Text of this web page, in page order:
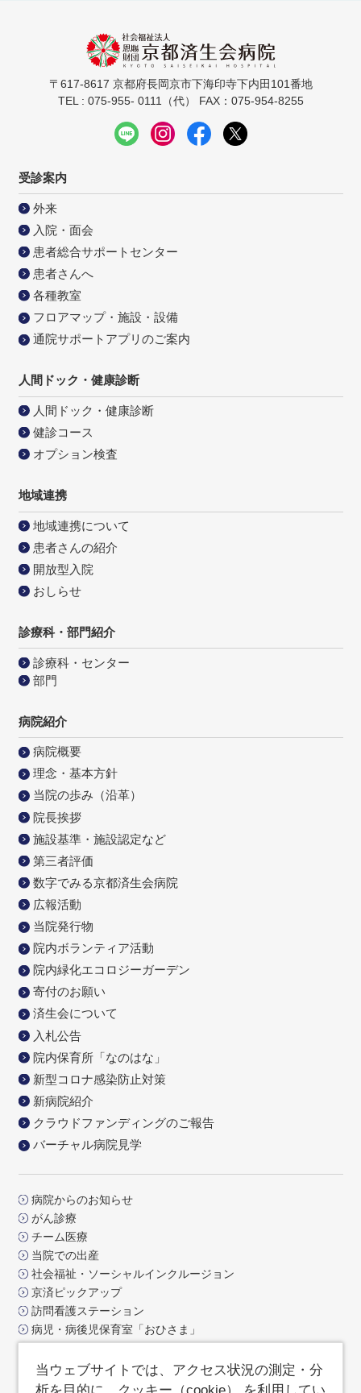
〒617-8617 京都府長岡京市下海印寺下内田101番地
TEL : 075-955- 0111（代） FAX：075-954-8255
受診案内
外来
入院・面会
患者総合サポートセンター
患者さんへ
各種教室
フロアマップ・施設・設備
通院サポートアプリのご案内
人間ドック・健康診断
人間ドック・健康診断
健診コース
オプション検査
地域連携
地域連携について
患者さんの紹介
開放型入院
おしらせ
診療科・部門紹介
診療科・センター
部門
病院紹介
病院概要
理念・基本方針
当院の歩み（沿革）
院長挨拶
施設基準・施設認定など
第三者評価
数字でみる京都済生会病院
広報活動
当院発行物
院内ボランティア活動
院内緑化エコロジーガーデン
寄付のお願い
済生会について
入札公告
院内保育所「なのはな」
新型コロナ感染防止対策
新病院紹介
クラウドファンディングのご報告
バーチャル病院見学
病院からのお知らせ
がん診療
チーム医療
当院での出産
社会福祉・ソーシャルインクルージョン
京済ピックアップ
訪問看護ステーション
病児・病後児保育室「おひさま」
お問合せ
よくあるご質問
当ウェブサイトでは、アクセス状況の測定・分
析を目的に、クッキー（cookie） を利用してい